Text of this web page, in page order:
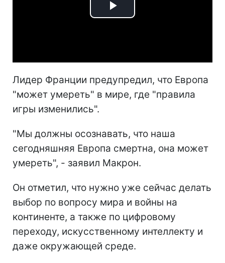
Play
Лидер Франции предупредил, что Европа
"может умереть" в мире, где "правила
игры изменились".
"Мы должны осознавать, что наша
сегодняшняя Европа смертна, она может
умереть", - заявил Макрон.
Он отметил, что нужно уже сейчас делать
выбор по вопросу мира и войны на
континенте, а также по цифровому
переходу, искусственному интеллекту и
даже окружающей среде.